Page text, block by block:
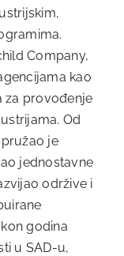
Company,
kao
za provođenje
Od
je
jednostavne
održive i
godina
u SAD-u,